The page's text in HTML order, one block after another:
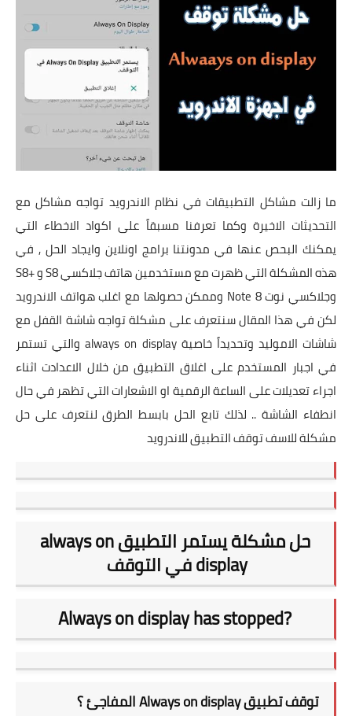
ما زالت مشاكل التطبيقات في نظام الاندرويد تواجه مشاكل مع
التحديثات الاخيرة وكما تعرفنا مسبقاً على اكواد الاخطاء التي
يمكنك البحص عنها في مدونتنا برامج اونلاين وايجاد الحل , في
هذه المشكلة التي ظهرت مع مستخدمين هاتف جلاكسي S8 و +S8
وجلاكسي نوت Note 8 وممكن حصولها مع اغلب هواتف الاندرويد
لكن في هذا المقال سنتعرف على مشكلة تواجه شاشة القفل مع
شاشات الاموليد وتحديداً خاصية always on display والتي تستمر
في اجبار المستخدم على اغلاق التطبيق من خلال الاعدادت اثناء
اجراء تعديلات على الساعة الرقمية او الاشعارات التي تظهر في حال
انطفاء الشاشة .. لذلك تابع الحل بابسط الطرق لنتعرف على حل
مشكلة للاسف توقف التطبيق للاندرويد
حل مشكلة يستمر التطبيق always on
display في التوقف
Always on display has stopped?
توقف تطبيق Always on display المفاجئ ؟